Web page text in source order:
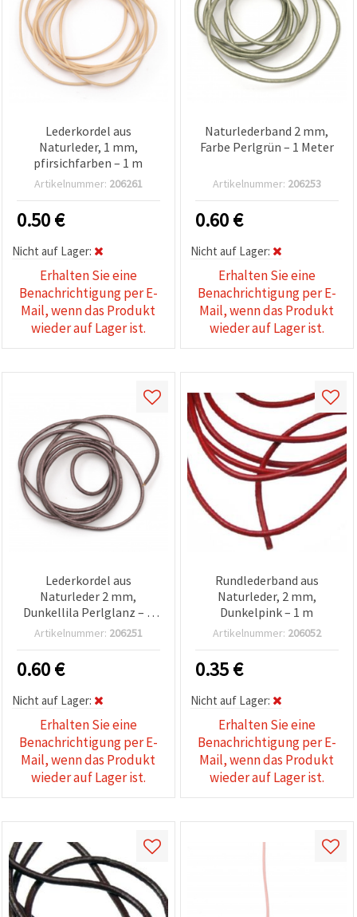
Lederkordel aus
Naturleder, 1 mm,
pfirsichfarben – 1 m
Artikelnummer: 206261
0.50€
Nicht auf Lager:
Erhalten Sie eine
Benachrichtigung per E-
Mail, wenn das Produkt
wieder auf Lager ist.
Naturlederband 2 mm,
Farbe Perlgrün – 1 Meter
Artikelnummer: 206253
0.60€
Nicht auf Lager:
Erhalten Sie eine
Benachrichtigung per E-
Mail, wenn das Produkt
wieder auf Lager ist.
Lederkordel aus
Naturleder 2 mm,
Dunkellila Perlglanz – 1
m, für
Artikelnummer: 206251
0.60€
Nicht auf Lager:
Erhalten Sie eine
Benachrichtigung per E-
Mail, wenn das Produkt
wieder auf Lager ist.
Rundlederband aus
Naturleder, 2 mm,
Dunkelpink – 1 m
Artikelnummer: 206052
0.35€
Nicht auf Lager:
Erhalten Sie eine
Benachrichtigung per E-
Mail, wenn das Produkt
wieder auf Lager ist.